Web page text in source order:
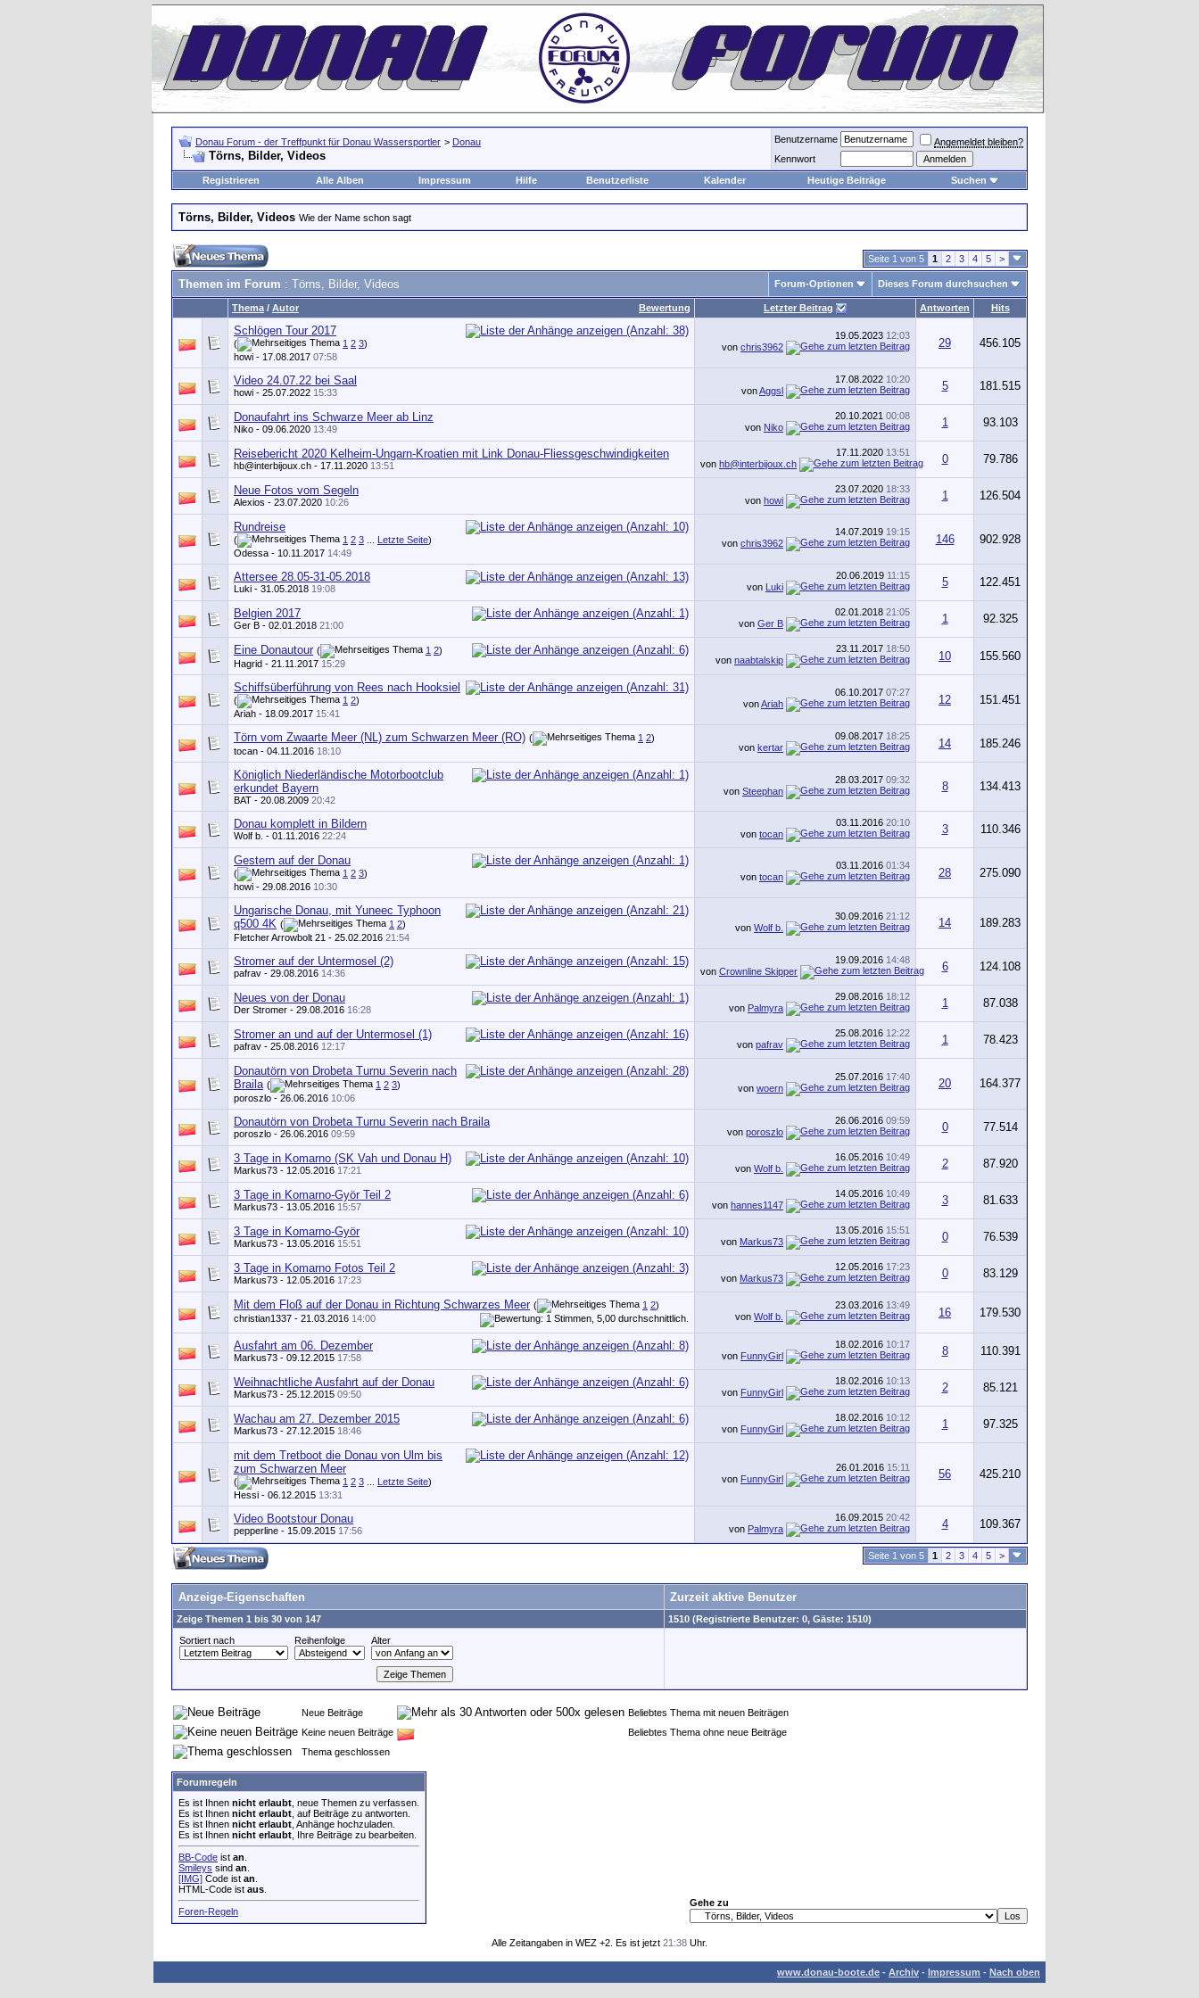
Donau Forum - der Treffpunkt für Donau Wassersportler > Donau
Törns, Bilder, Videos
Benutzername
Angemeldet bleiben?
Kennwort
Registrieren
Alle Alben Impressum Hilfe Benutzerliste Kalender Heutige Beiträge Suchen
Törns, Bilder, Videos Wie der Name schon sagt
Seite 1 von 5 1 2 3 4 5 >
Themen im Forum : Törns, Bilder, Videos Forum-Optionen Dieses Forum durchsuchen
Bewertung
Thema / Autor Letzter Beitrag Antworten Hits
Schlögen Tour 2017
( 1 2 3)
howi - 17.08.2017 07:58
19.05.2023 12:03
von chris3962 29 456.105
Video 24.07.22 bei Saal
howi - 25.07.2022 15:33
17.08.2022 10:20
vonAggsl 5 181.515
Donaufahrt ins Schwarze Meer ab Linz
Niko - 09.06.2020 13:49
20.10.2021 00:08
von Niko 1 93.103
Reisebericht 2020 Kelheim-Ungarn-Kroatien mit Link Donau-Fliessgeschwindigkeiten
hb@interbijoux.ch - 17.11.2020 13:51
17.11.2020 13:51
von hb@interbijoux.ch 0 79.786
Neue Fotos vom Segeln
Alexios - 23.07.2020 10:26
23.07.2020 18:33
von howi 1 126.504
Rundreise
( 1 2 3 Letzte Seite)
Odessa - 10.11.2017 14:49
14.07.2019 19:15
von chris3962 146 902.928
Attersee 28.05-31-05.2018
Luki - 31.05.2018 19:08
20.06.2019 11:15
von Luki 5 122.451
Belgien 2017
Ger B - 02.01.2018 21:00
02.01.2018 21:05
von Ger B 1 92.325
Eine Donautour ( 1 2)
Hagrid - 21.11.2017 15:29
23.11.2017 18:50
von naabtalskip 10 155.560
Schiffsüberführung von Rees nach Hooksiel
( 1 2)
Ariah - 18.09.2017 15:41
06.10.2017 07:27
vonAriah 12 151.451
Törn vom Zwaarte Meer (NL) zum Schwarzen Meer (RO) ( 1 2)
tocan - 04.11.2016 18:10
09.08.2017 18:25
von kertar 14 185.246
Königlich Niederländische Motorbootclub
erkundet Bayern
BAT - 20.08.2009 20:42
28.03.2017 09:32
von Steephan 8 134.413
Donau komplett in Bildern
Wolf b. - 01.11.2016 22:24
03.11.2016 20:10
von tocan 3 110.346
Gestern auf der Donau
( 1 2 3)
howi - 29.08.2016 10:30
03.11.2016 01:34
von tocan 28 275.090
Ungarische Donau, mit Yuneec Typhoon
q500 4K ( 1 2)
Fletcher Arrowbolt 21 - 25.02.2016 21:54
30.09.2016 21:12
von Wolf b. 14 189.283
Stromer auf der Untermosel (2)
pafrav - 29.08.2016 14:36
19.09.2016 14:48
von Crownline Skipper 6 124.108
Neues von der Donau
Der Stromer - 29.08.2016 16:28
29.08.2016 18:12
von Palmyra 1 87.038
Stromer an und auf der Untermosel (1)
pafrav - 25.08.2016 12:17
25.08.2016 12:22
von pafrav 1 78.423
Donautörn von Drobeta Turnu Severin nach
Braila ( 1 2 3)
poroszlo - 26.06.2016 10:06
25.07.2016 17:40
von woern 20 164.377
Donautörn von Drobeta Turnu Severin nach Braila
poroszlo - 26.06.2016 09:59
26.06.2016 09:59
von poroszlo 0 77.514
3 Tage in Komarno (SK Vah und Donau H)
Markus73 - 12.05.2016 17:21
16.05.2016 10:49
von Wolf b. 2 87.920
3 Tage in Komarno-Györ Teil 2
Markus73 - 13.05.2016 15:57
14.05.2016 10:49
von hannes1147 3 81.633
3 Tage in Komarno-Györ
Markus73 - 13.05.2016 15:51
13.05.2016 15:51
von Markus73 0 76.539
3 Tage in Komarno Fotos Teil 2
Markus73 - 12.05.2016 17:23
12.05.2016 17:23
von Markus73 0 83.129
Mit dem Floß auf der Donau in Richtung Schwarzes Meer ( 1 2)
christian1337 - 21.03.2016 14:00
23.03.2016 13:49
von Wolf b. 16 179.530
Ausfahrt am 06. Dezember
Markus73 - 09.12.2015 17:58
18.02.2016 10:17
von FunnyGirl 8 110.391
Weihnachtliche Ausfahrt auf der Donau
Markus73 - 25.12.2015 09:50
18.02.2016 10:13
von FunnyGirl 2 85.121
Wachau am 27. Dezember 2015
Markus73 - 27.12.2015 18:46
18.02.2016 10:12
von FunnyGirl 1 97.325
mit dem Tretboot die Donau von Ulm bis
zum Schwarzen Meer
( 1 2 3 Letzte Seite)
Hessi - 06.12.2015 13:31
26.01.2016 15:11
von FunnyGirl 56 425.210
Video Bootstour Donau
pepperline - 15.09.2015 17:56
16.09.2015 20:42
von Palmyra 4 109.367
Seite 1 von 5 1 2 3 4 5 >
Anzeige-Eigenschaften Zurzeit aktive Benutzer
Zeige Themen 1 bis 30 von 147
1510 (Registrierte Benutzer: 0, Gäste: 1510)
Sortiert nach
Reihenfolge Alter
Neue Beiträge
Beliebtes Thema mit neuen Beiträgen
Keine neuen Beiträge
Beliebtes Thema ohne neue Beiträge
Thema geschlossen
Forumregeln
Es ist Ihnen nicht erlaubt , neue Themen zu verfassen.
Es ist Ihnen nicht erlaubt , auf Beiträge zu antworten.
Es ist Ihnen nicht erlaubt , Anhänge hochzuladen.
Es ist Ihnen nicht erlaubt , Ihre Beiträge zu bearbeiten.
BB-Code ist an
Smileys sind an
[IMG] Code ist an
HTML-Code ist aus
Foren-Regeln
Gehe zu
Alle Zeitangaben in WEZ +2. Es ist jetzt 21:38 Uhr.
www.donau-boote.de - Archiv - Impressum - Nach oben